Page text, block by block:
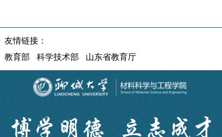
友情链接：
教育部
科学技术部 山东省教育厅